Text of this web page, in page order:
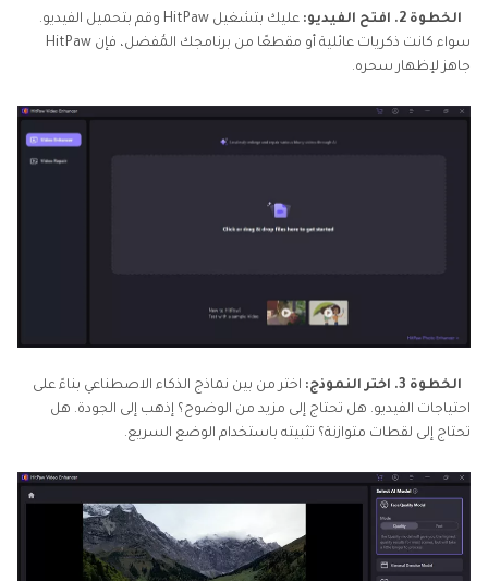
الخطوة 2. افتح الفيديو:
عليك بتشغيل HitPaw وقم بتحميل الفيديو.
سواء كانت ذكريات عائلية أو مقطعًا من برنامجك المُفضل، فإن HitPaw
جاهز لإظهار سحره.
الخطوة 3. اختر النموذج:
اختر من بين نماذج الذكاء الاصطناعي بناءً على
احتياجات الفيديو. هل تحتاج إلى مزيد من الوضوح؟ إذهب إلى الجودة. هل
تحتاج إلى لقطات متوازنة؟ تثبيته باستخدام الوضع السريع.